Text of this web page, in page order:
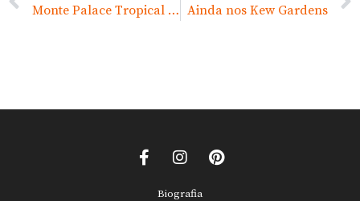
Monte Palace Tropical Garden – Madeira Ainda nos Kew Gardens
Biografia